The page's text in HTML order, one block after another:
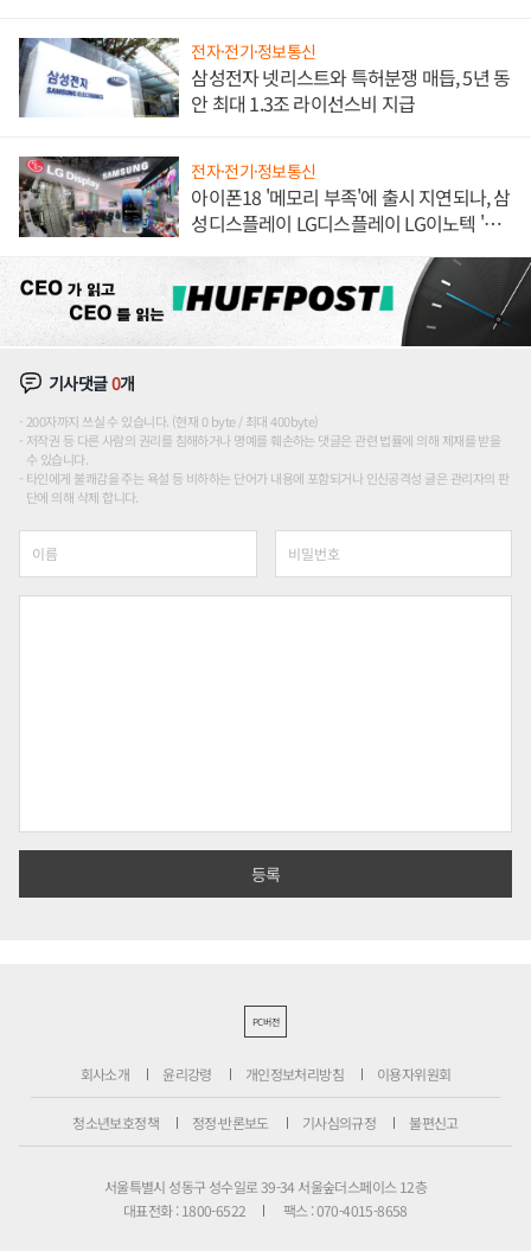
전자·전기·정보통신
삼성전자 넷리스트와 특허분쟁 매듭, 5년 동
안 최대 1.3조 라이선스비 지급
전자·전기·정보통신
아이폰18 '메모리 부족'에 출시 지연되나, 삼
성디스플레이 LG디스플레이 LG이노텍 '탈
기사댓글0개
200자까지 쓰실 수 있습니다. (현재 0 byte / 최대 400byte)
저작권 등 다른 사람의 권리를 침해하거나 명예를 훼손하는 댓글은 관련 법률에 의해 제재를 받을
수 있습니다.
타인에게 불쾌감을 주는 욕설 등 비하하는 단어가 내용에 포함되거나 인신공격성 글은 관리자의 판
단에 의해 삭제 합니다.
PC버전
회사소개 윤리강령 개인정보처리방침 이용자위원회
청소년보호정책 정정·반론보도 기사심의규정 불편신고
서울특별시 성동구 성수일로 39-34 서울숲더스페이스 12층
대표전화 : 1800-6522
팩스 : 070-4015-8658